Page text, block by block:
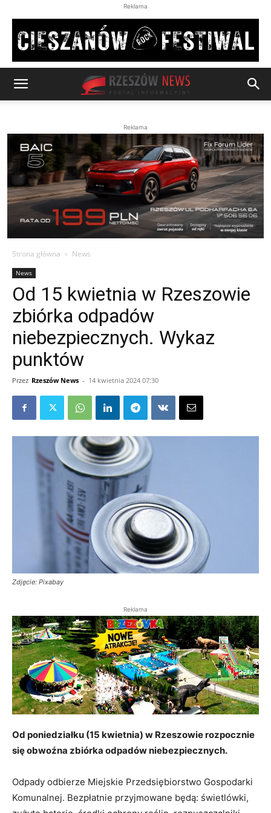
Reklama
Reklama
Strona główna News
News
Od 15 kwietnia w Rzeszowie
zbiórka odpadów
niebezpiecznych. Wykaz
punktów
Przez Rzeszów News - 14 kwietnia 2024 07:30
Zdjęcie: Pixabay
Reklama
Od poniedziałku (15 kwietnia) w Rzeszowie rozpocznie
się obwoźna zbiórka odpadów niebezpiecznych.
Odpady odbierze Miejskie Przedsiębiorstwo Gospodarki
Komunalnej. Bezpłatnie przyjmowane będą: świetlówki,